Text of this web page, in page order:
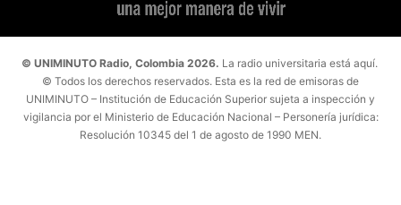
© UNIMINUTO Radio, Colombia 2026. La radio universitaria está aquí.
© Todos los derechos reservados. Esta es la red de emisoras de
UNIMINUTO – Institución de Educación Superior sujeta a inspección y
vigilancia por el Ministerio de Educación Nacional – Personería jurídica:
Resolución 10345 del 1 de agosto de 1990 MEN.